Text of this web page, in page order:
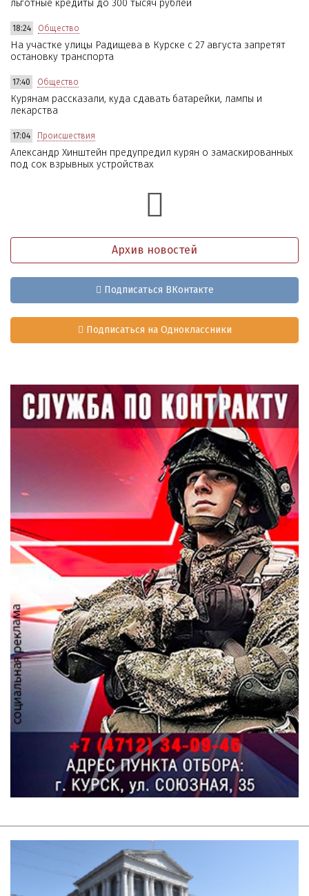
льготные кредиты до 300 тысяч рублей
18:24 Общество
На участке улицы Радищева в Курске с 27 августа запретят
остановку транспорта
17:40 Общество
Курянам рассказали, куда сдавать батарейки, лампы и
лекарства
17:04 Происшествия
Александр Хинштейн предупредил курян о замаскированных
под сок взрывных устройствах
Архив новостей
Подписаться ВКонтакте
Подписаться на Одноклассники